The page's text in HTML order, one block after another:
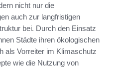
nicht nur die
auch zur langfristigen
bei. Durch den Einsatz
Städte ihren ökologischen
als Vorreiter im Klimaschutz
wie die Nutzung von